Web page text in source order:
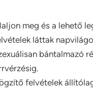
meg és a lehető
láttak
bántalmazó
felvételek